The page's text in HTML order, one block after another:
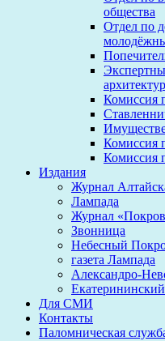
общества
Отдел по
Комиссия
Комиссия
Комиссия
Издания
Журнал
Лампада
Журнал
Звонница
Небесный
газета Лампада
Александро-
Для СМИ
Контакты
Паломническая